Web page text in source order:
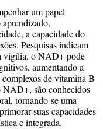
um papel
a capacidade do
Pesquisas indicam
vigília, o NAD+ pode
aumentando a
de vitamina B
NAD+, são conhecidos
tornando-se uma
suas capacidades
e integrada.